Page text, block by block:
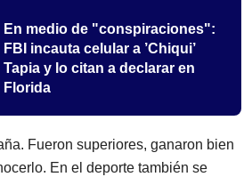
En medio de "conspiraciones":
FBI incauta celular a ’Chiqui’
Tapia y lo citan a declarar en
Florida
Fueron superiores, ganaron bien
En el deporte también se